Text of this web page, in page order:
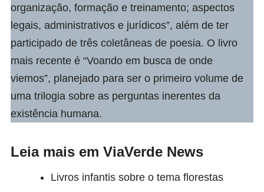
organização, formação e treinamento; aspectos
legais, administrativos e jurídicos”, além de ter
participado de três coletâneas de poesia. O livro
mais recente é “Voando em busca de onde
viemos”, planejado para ser o primeiro volume de
uma trilogia sobre as perguntas inerentes da
existência humana.
Leia mais em ViaVerde News
Livros infantis sobre o tema florestas